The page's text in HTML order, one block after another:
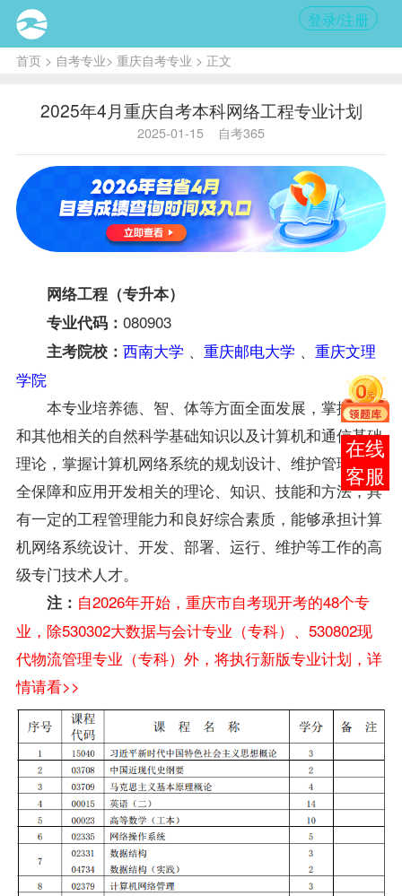
登录/注册
首页> 自考专业> 重庆自考专业 > 正文
2025年4月重庆自考本科网络工程专业计划
2025-01-15 自考365
网络工程（专升本）
专业代码： 080903
主考院校： 西南大学 、 重庆邮电大学 、 重庆文理
学院
本专业培养德、智、体等方面全面发展，掌握数学
和其他相关的自然科学基础知识以及计算机和通信基础
理论，掌握计算机网络系统的规划设计、维护管理、安
全保障和应用开发相关的理论、知识、技能和方法，具
有一定的工程管理能力和良好综合素质，能够承担计算
机网络系统设计、开发、部署、运行、维护等工作的高
级专门技术人才。
注： 自2026年开始，重庆市自考现开考的48个专
业，除530302大数据与会计专业（专科）、530802现
代物流管理专业（专科）外，将执行新版专业计划，详
情请看>>
报考
咨询